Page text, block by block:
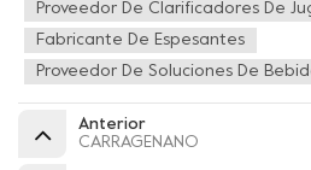
Proveedor De Clarificadores De
Fabricante De Espesantes
Proveedor De Soluciones De
Anterior
CARRAGENANO